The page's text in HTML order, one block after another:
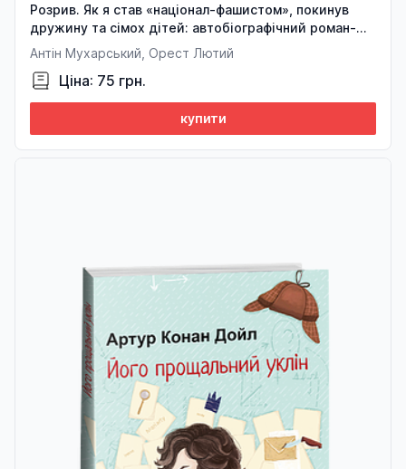
Розрив. Як я став «націонал-фашистом», покинув
дружину та сімох дітей: автобіографічний роман-
концерт
Антін Мухарський, Орест Лютий
Ціна: 75 грн.
купити